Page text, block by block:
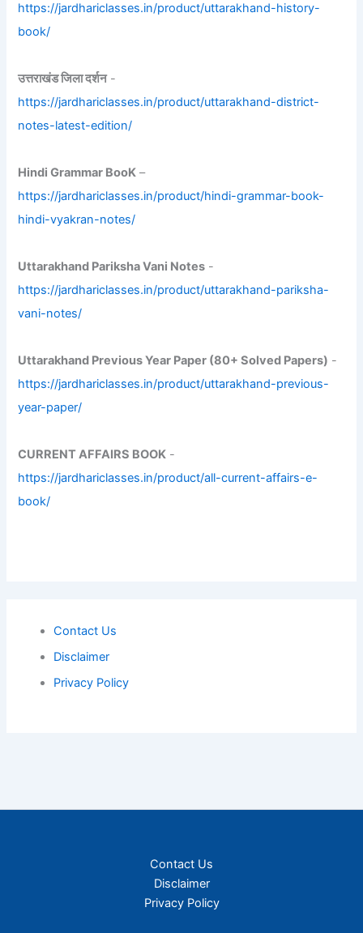
https://jardhariclasses.in/product/uttarakhand-history-
book/
उत्तराखंड जिला दर्शन-
https://jardhariclasses.in/product/uttarakhand-district-
notes-latest-edition/
Hindi Grammar BooK –
https://jardhariclasses.in/product/hindi-grammar-book-
hindi-vyakran-notes/
Uttarakhand Pariksha Vani Notes -
https://jardhariclasses.in/product/uttarakhand-pariksha-
vani-notes/
Uttarakhand Previous Year Paper (80+ Solved Papers) -
https://jardhariclasses.in/product/uttarakhand-previous-
year-paper/
CURRENT AFFAIRS BOOK -
https://jardhariclasses.in/product/all-current-affairs-e-
book/
Contact Us
Disclaimer
Privacy Policy
Contact Us
Disclaimer
Privacy Policy